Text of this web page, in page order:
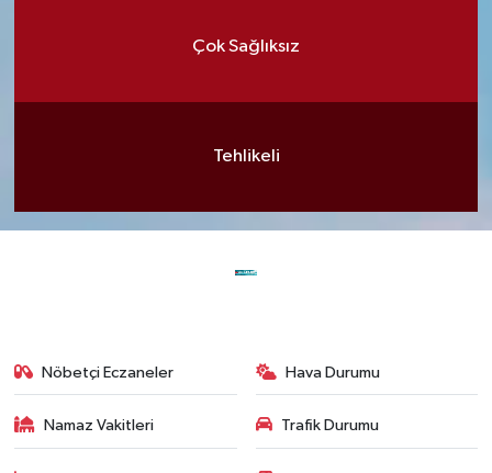
Çok Sağlıksız
Tehlikeli
Nöbetçi Eczaneler Hava Durumu
Namaz Vakitleri Trafik Durumu